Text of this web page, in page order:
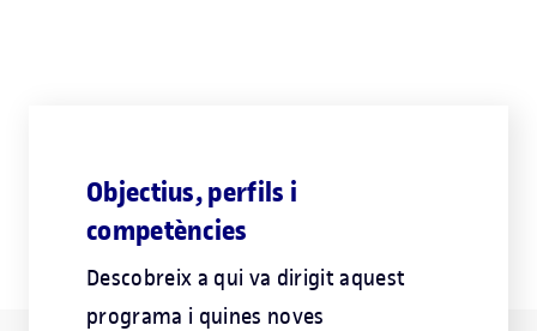
Objectius, perfils i
competències
Descobreix a qui va dirigit aquest
programa i quines noves